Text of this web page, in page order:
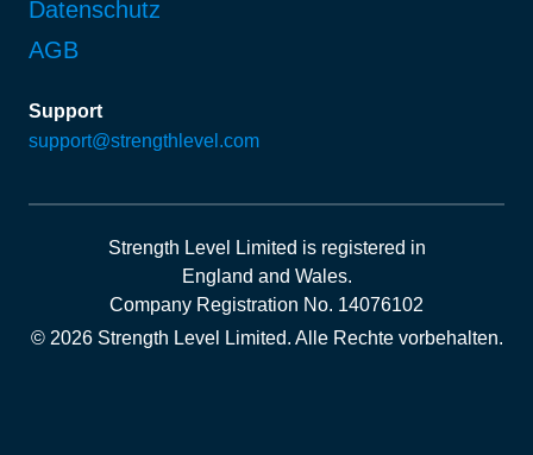
Datenschutz
AGB
Support
support@strengthlevel.com
Strength Level Limited is registered in
England and Wales.
Company Registration No. 14076102
© 2026 Strength Level Limited. Alle Rechte vorbehalten.